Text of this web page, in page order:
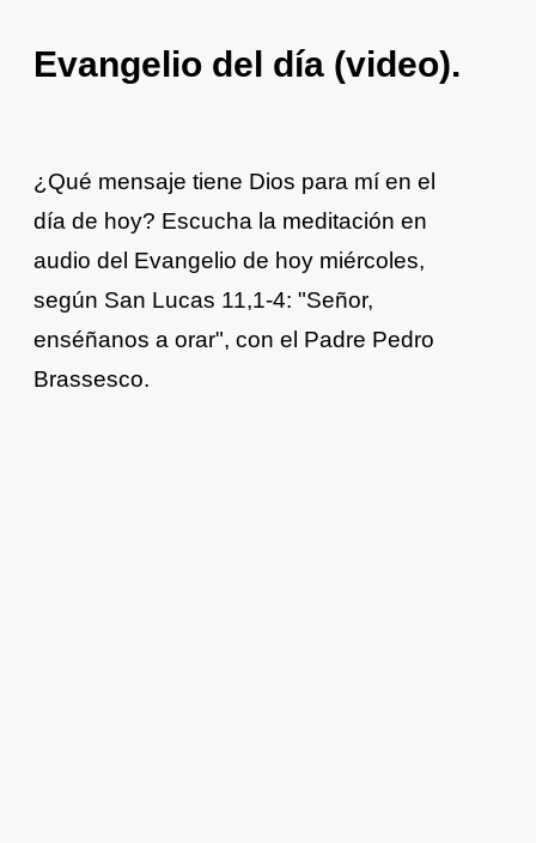
Evangelio del día (video).
¿Qué mensaje tiene Dios para mí en el
día de hoy? Escucha la meditación en
audio del Evangelio de hoy miércoles,
según San Lucas 11,1-4: "Señor,
enséñanos a orar", con el Padre Pedro
Brassesco.